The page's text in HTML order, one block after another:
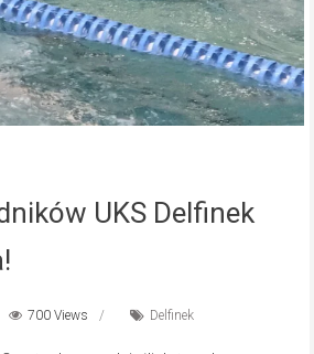
UKS Delfinek
700 Views Delfinek